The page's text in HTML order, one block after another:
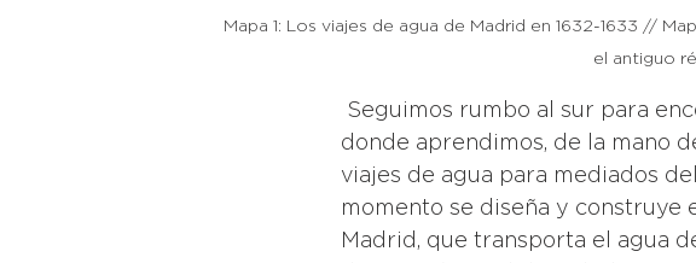
Mapa 1: Los viajes de agua de Madrid en 1632-1633 //
el antiguo
donde aprendimos, de la mano
viajes de agua para mediados
momento se diseña y construye
Madrid, que transporta el agua